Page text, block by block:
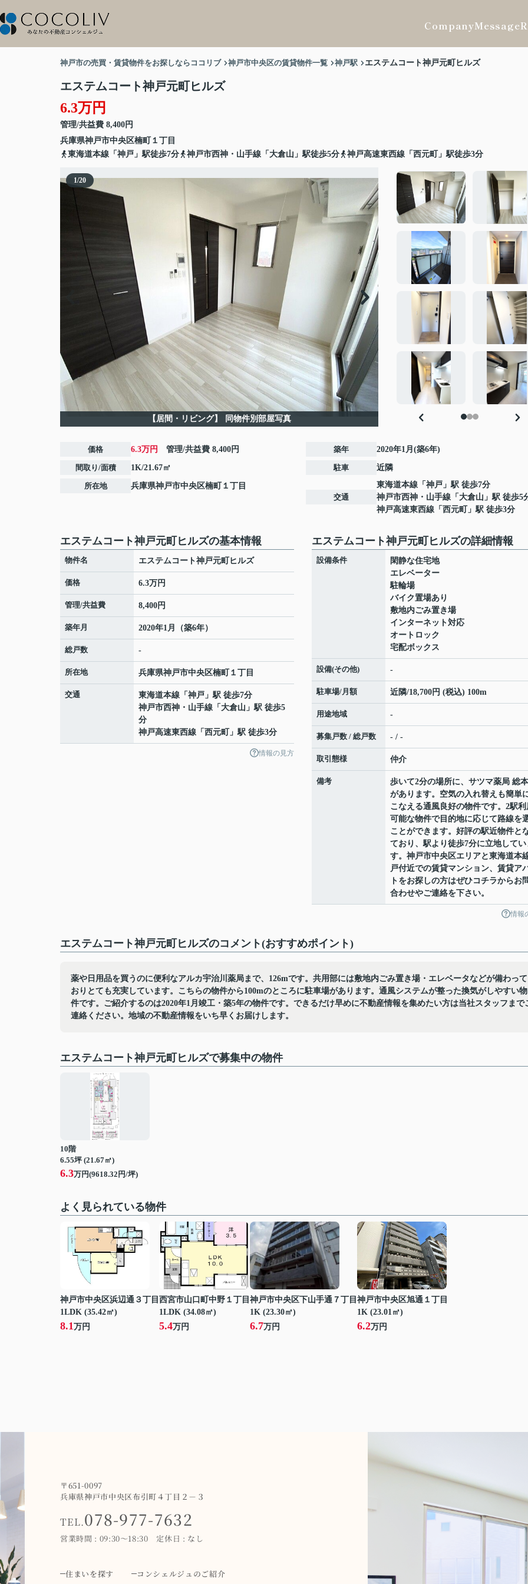
CompanyMessage
神戸市の売買・賃貸物件をお探しならココリブ 神戸市中央区の賃貸物件一覧 神戸駅 エステムコート神戸元町ヒルズ
エステムコート神戸元町ヒルズ
6.3万円
管理/共益費 8,400円
兵庫県神戸市中央区楠町
１丁目
東海道本線「神戸」駅徒歩7分
神戸市西神・山手線「大倉山」駅徒歩5分 神戸高速東西線「西元町」駅徒歩3分
1/20
【居間・リビング】 同物件別部屋写真
価格 6.3万円 管理/共益費 8,400円
間取り/面積 1K/21.67㎡
所在地 兵庫県神戸市中央区楠町 １丁目
築年 2020年1月(築6年)
駐車 近隣
交通
東海道本線 「 神戸 」駅 徒歩7分
神戸市西神・山手線 「 大倉山 」駅 徒歩5
神戸高速東西線 「 西元町 」駅 徒歩3分
エステムコート神戸元町ヒルズの基本情報
物件名 エステムコート神戸元町ヒルズ
価格 6.3万円
管理/共益費 8,400円
築年月 2020年1月（築6年）
総戸数 -
所在地 兵庫県神戸市中央区楠町 １丁目
交通 東海道本線 「 神戸 」駅 徒歩7分
神戸市西神・山手線 「 大倉山 」駅 徒歩5
分
神戸高速東西線 「 西元町 」駅 徒歩3分
情報の見方
エステムコート神戸元町ヒルズの詳細情報
設備条件
閑静な住宅地
エレベーター
駐輪場
バイク置場あり
敷地内ごみ置き場
インターネット対応
オートロック
宅配ボックス
設備(その他) -
駐車場/月額 近隣/18,700円 (税込) 100m
用途地域 -
募集戸数 / 総戸数 - / -
取引態様 仲介
備考
歩いて2分の場所に、サツマ薬局 総
があります。空気の入れ替えも簡単
こなえる通風良好の物件です。2駅利
可能な物件で目的地に応じて路線を
ことができます。好評の駅近物件と
ており、駅より徒歩7分に立地してい
す。神戸市中央区エリアと東海道本
戸付近での賃貸マンション、賃貸ア
トをお探しの方はぜひコチラからお
合わせやご連絡を下さい。
情報
エステムコート神戸元町ヒルズのコメント(おすすめポイント)
薬や日用品を買うのに便利なアルカ宇治川薬局まで、126mです。共用部には敷地内ごみ置き場・エレベータなどが備わって
おりとても充実しています。こちらの物件から100mのところに駐車場があります。通風システムが整った換気がしやすい物
件です。ご紹介するのは2020年1月竣工・築5年の物件です。できるだけ早めに不動産情報を集めたい方は当社スタッフまで
連絡ください。地域の不動産情報をいち早くお届けします。
エステムコート神戸元町ヒルズで募集中の物件
10階
6.55坪 (21.67㎡)
6.3万円(9618.32円/坪)
よく見られている物件
神戸市中央区浜辺通３丁目
1LDK (35.42㎡)
8.1万円
西宮市山口町中野１丁目
1LDK (34.08㎡)
5.4万円
神戸市中央区下山手通７丁目
1K (23.30㎡)
6.7万円
神戸市中央区旭通１丁目
1K (23.01㎡)
6.2万円
〒651-0097
兵庫県神戸市中央区布引町４丁目２－３
TEL.078-977-7632
営業時間 : 09:30～18:30 定休日 : なし
住まいを探す コンシェルジュのご紹介